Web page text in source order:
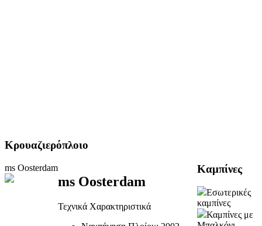
Κρουαζιερόπλοιο
ms Oosterdam
ms Oosterdam
Τεχνικά Χαρακτηριστικά
Καμπίνες
Εσωτερικές
καμπίνες
Καμπίνες με